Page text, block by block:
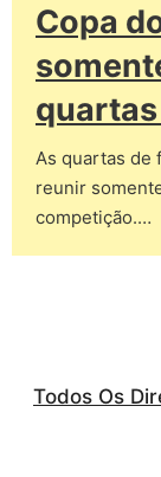
Copa
As quartas de
reunir
competição.…
Todos Os